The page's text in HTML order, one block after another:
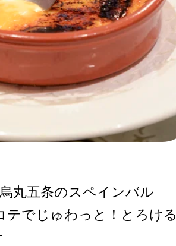
し
げ
ント応募
烏丸五条のスペインバル
テでじゅわっと！とろける